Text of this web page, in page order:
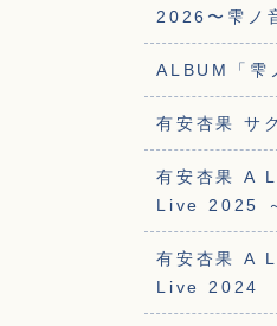
2026〜雫ノ
ALBUM「雫
有安杏果 サ
有安杏果 A
Live 2025
有安杏果 A
Live 2024